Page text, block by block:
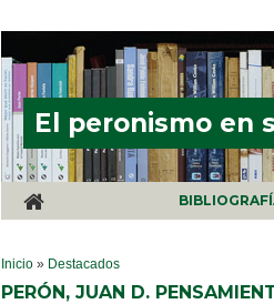
El peronismo en
SE ENCUENTRA USTED AQUÍ
Inicio » Destacados
PERÓN, JUAN D.